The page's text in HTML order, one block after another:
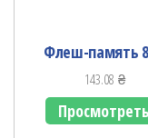
Флеш-память
143.08 ₴
Просмотреть